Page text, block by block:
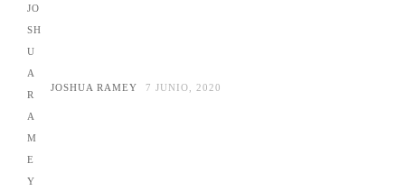
JOSHUA RAMEY 7 JUNIO, 2020